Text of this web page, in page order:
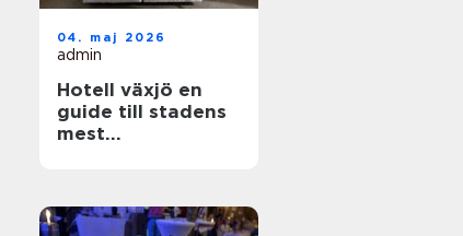
04. maj 2026
admin
Hotell växjö en
guide till stadens
mest